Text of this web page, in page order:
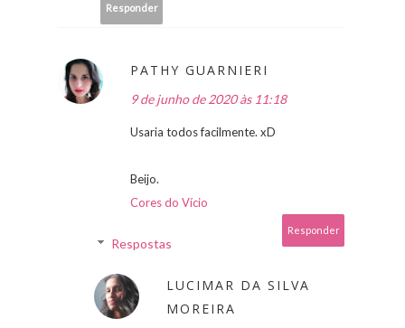
Responder
PATHY GUARNIERI
9 de junho de 2020 às 11:18
Usaria todos facilmente. xD
Beijo.
Cores do Vício
Responder
Respostas
LUCIMAR DA SILVA
MOREIRA